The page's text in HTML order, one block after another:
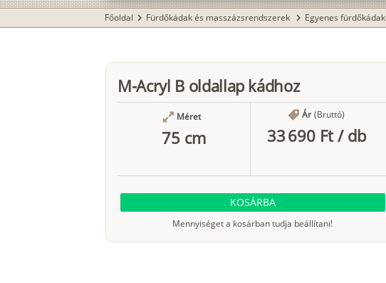
Főoldal chevron_right Fürdőkádak és masszázsrendszerek chevron_right Egyenes fürdőkádak
M-Acryl B oldallap kádhoz
Méret
75 cm
Ár (Bruttó)
33 690 Ft/ db
KOSÁRBA
Mennyiséget a kosárban tudja beállítani!